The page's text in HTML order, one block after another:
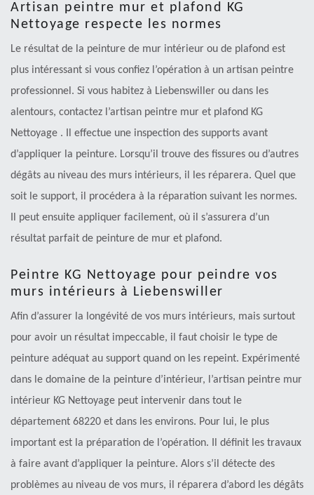
Artisan peintre mur et plafond KG
Nettoyage respecte les normes
Le résultat de la peinture de mur intérieur ou de plafond est
plus intéressant si vous confiez l’opération à un artisan peintre
professionnel. Si vous habitez à Liebenswiller ou dans les
alentours, contactez l’artisan peintre mur et plafond KG
Nettoyage . Il effectue une inspection des supports avant
d’appliquer la peinture. Lorsqu’il trouve des fissures ou d’autres
dégâts au niveau des murs intérieurs, il les réparera. Quel que
soit le support, il procédera à la réparation suivant les normes.
Il peut ensuite appliquer facilement, où il s’assurera d’un
résultat parfait de peinture de mur et plafond.
Peintre KG Nettoyage pour peindre vos
murs intérieurs à Liebenswiller
Afin d’assurer la longévité de vos murs intérieurs, mais surtout
pour avoir un résultat impeccable, il faut choisir le type de
peinture adéquat au support quand on les repeint. Expérimenté
dans le domaine de la peinture d’intérieur, l’artisan peintre mur
intérieur KG Nettoyage peut intervenir dans tout le
département 68220 et dans les environs. Pour lui, le plus
important est la préparation de l’opération. Il définit les travaux
à faire avant d’appliquer la peinture. Alors s’il détecte des
problèmes au niveau de vos murs, il réparera d’abord les dégâts